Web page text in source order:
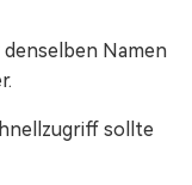
denselben Namen
sollte